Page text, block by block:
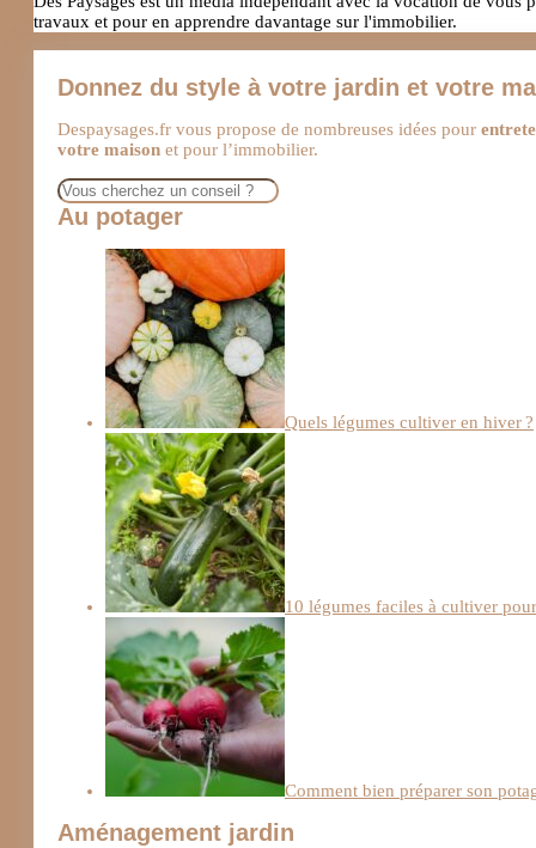
travaux et pour en apprendre davantage sur l'immobilier.
Donnez du style à votre jardin et votre
Despaysages.fr vous propose de nombreuses idées pour
votre maison et pour l’immobilier.
Rechercher
Au potager
Quels légumes cultiver en hiver ?
10 légumes faciles à cultiver
Comment bien préparer son
Aménagement jardin